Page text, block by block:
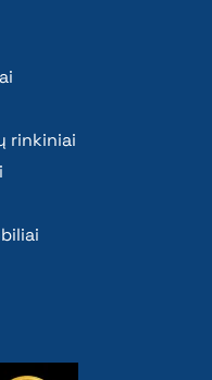
rinkiniai